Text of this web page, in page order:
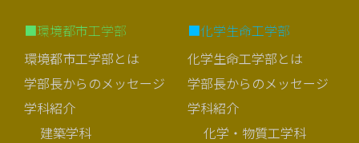
■環境都市工学部
環境都市工学部とは
学部長からのメッセージ
学科紹介
建築学科
■化学生命工学部
化学生命工学部とは
学部長からのメッセージ
学科紹介
化学・物質工学科